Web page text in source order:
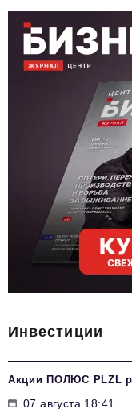
Инвестиции
Акции ПОЛЮС PLZL
07 августа 18:41